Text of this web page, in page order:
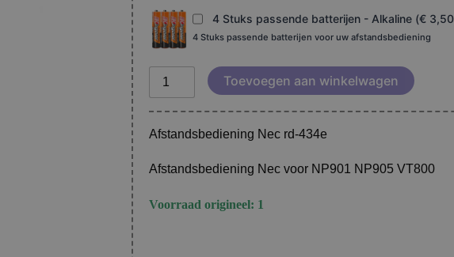
4 Stuks passende batterijen - Alkaline (€ 3,50
4 Stuks passende batterijen voor uw afstandsbediening
Toevoegen aan winkelwagen
Afstandsbediening Nec rd-434e
Afstandsbediening Nec voor NP901 NP905 VT800
Voorraad origineel: 1